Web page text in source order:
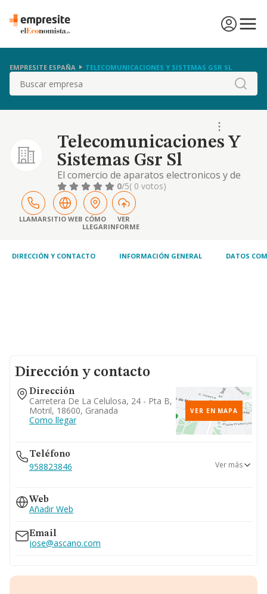
EMPRESITE ESPAÑA TELECOMUNICACIONES Y SISTEMAS GSR SL
Buscar
Telecomunicaciones Y
Sistemas Gsr Sl
El comercio de aparatos electronicos y de
comunicacion y reparacion de estos.
0/5( 0 votos)
LLAMARSITIO WEB CÓMO
LLEGAR
VER
INFORME
DIRECCIÓN Y CONTACTO INFORMACIÓN GENERAL DATOS
Dirección y contacto
Dirección
Carretera De La Celulosa, 24 - Pta B,
Motril, 18600, Granada
Como llegar
VER EN MAPA
Teléfono
958823846
958602395
Ver más
Web
Añadir Web
Email
jose@ascano.com